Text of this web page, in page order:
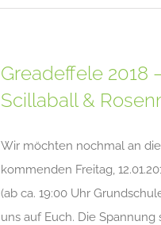
Greadeffele 2018
Scillaball &
Wir möchten nochmal an
kommenden Freitag,
(ab ca. 19:00 Uhr
uns auf Euch. Die Spannung